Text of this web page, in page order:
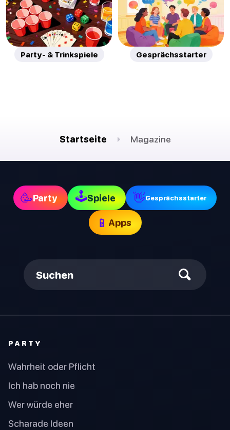
Party- & Trinkspiele Gesprächsstarter
Startseite Magazine
🥳Party 🕹Spiele 👋Gesprächsstarter
📱 Apps
Suchen
PARTY
Wahrheit oder Pflicht
Ich hab noch nie
Wer würde eher
Scharade Ideen